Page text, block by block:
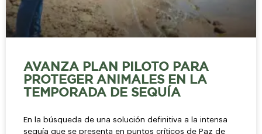
AVANZA PLAN PILOTO PARA
PROTEGER ANIMALES EN LA
TEMPORADA DE SEQUÍA
En la búsqueda de una solución definitiva a la intensa
sequía que se presenta en puntos críticos de Paz de